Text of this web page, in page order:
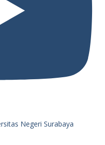
Negeri Surabaya